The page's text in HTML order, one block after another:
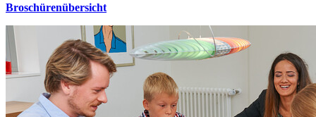
Broschürenübersicht